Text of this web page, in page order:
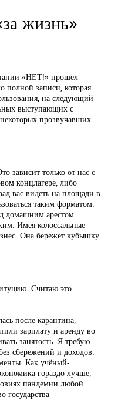
жизнь»
«НЕТ!» прошёл
записи, которая
на следующий
выступающих с
прозвучавших
зависит только от нас с
концлагере, либо
вас видеть на площади в
таким форматом.
домашним арестом.
Имея колоссальные
Она бережет кубышку
Считаю это
после карантина,
зарплату и аренду во
занятость. Я требую
сбережений и доходов.
Как учёный-
гораздо лучше,
пандемии любой
государства